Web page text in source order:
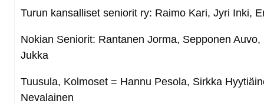
Turun kansalliset seniorit ry: Raimo Kari, Jyri Inki,
Nokian Seniorit: Rantanen Jorma, Sepponen Auvo,
Jukka
Tuusula, Kolmoset = Hannu Pesola, Sirkka
Nevalainen